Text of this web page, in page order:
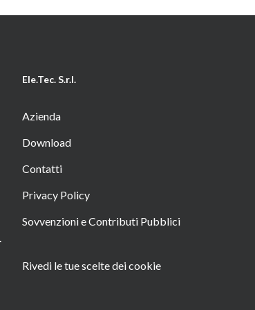
Ele.Tec. S.r.l.
Azienda
Download
Contatti
Privacy Policy
Sovvenzioni e Contributi Pubblici
Rivedi le tue scelte dei cookie